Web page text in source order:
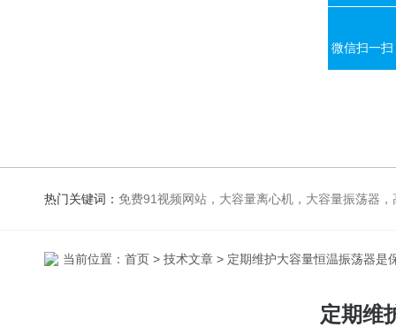
热门关键词： 免费91视频网站，大容量离心机，大容量振荡器，高速冷冻离心机，生化、光照、振荡培养箱，磁力搅拌器，
当前位置： 首页 > 技术文章 > 定期维护大容量恒温振荡器是
定期维
微信扫一扫